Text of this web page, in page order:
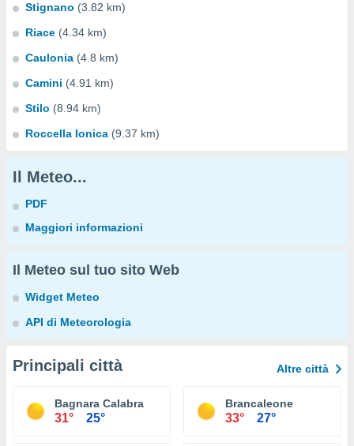
Stignano (3.82 km)
Riace (4.34 km)
Caulonia (4.8 km)
Camini (4.91 km)
Stilo (8.94 km)
Roccella Ionica (9.37 km)
Il Meteo...
PDF
Maggiori informazioni
Il Meteo sul tuo sito Web
Widget Meteo
API di Meteorologia
Principali città Altre città
Bagnara Calabra
31° 25°
Brancaleone
33° 27°